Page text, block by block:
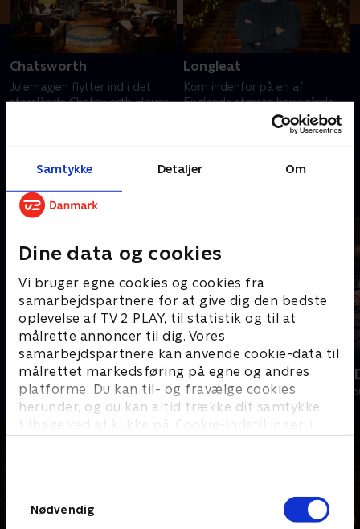
Samtykke Detaljer Om
Dine data og cookies
Vi bruger egne cookies og cookies fra
samarbejdspartnere for at give dig den bedste
oplevelse af TV 2 PLAY, til statistik og til at
målrette annoncer til dig. Vores
samarbejdspartnere kan anvende cookie-data til
målrettet markedsføring på egne og andres
platforme. Du kan til- og fravælge cookies
herunder, og du kan altid trække dit samtykke
tilbage ved at klikke på ’Cookie-indstillinger’ i
Nødvendig
Chatsworth
Julemagien flytter ind i det
storslåede Chatsworth House,
gæster oplever jul fra hele
verden. .
Longleat
Kom indenfor på en af
Englands største herregårde,
når lord og lady Bath slår
dørene op og omdanner deres
hjem til et magisk juleland. .
Andre så også
Jul på Hindsgavl
Livsstil • 1 sæsoner
Sæt pris på
Livsstil • 6